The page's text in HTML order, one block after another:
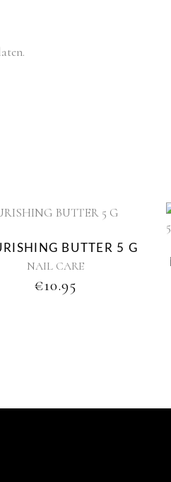
BUTTER 5 G
NAIL CARE
€10.95